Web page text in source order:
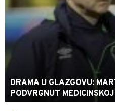
DRAMA U GLAZGOVU:
PODVRGNUT